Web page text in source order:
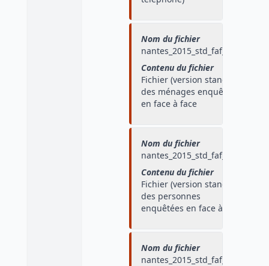
Nom du fichier
nantes_2015_std_faf_men
Contenu du fichier
Fichier (version standard)
des ménages enquêtés
en face à face
Nom du fichier
nantes_2015_std_faf_pers
Contenu du fichier
Fichier (version standard)
des personnes
enquêtées en face à face
Nom du fichier
nantes_2015_std_faf_depl